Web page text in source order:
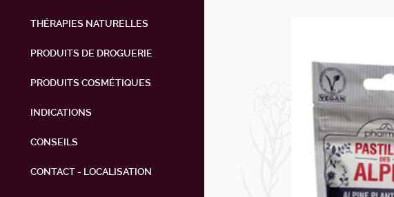
THÉRAPIES NATURELLES
PRODUITS DE DROGUERIE
PRODUITS COSMÉTIQUES
INDICATIONS
CONSEILS
CONTACT - LOCALISATION